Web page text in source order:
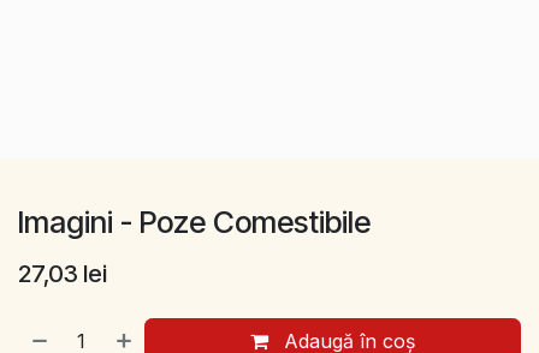
Imagini - Poze Comestibile
27,03 lei
Adaugă în coș